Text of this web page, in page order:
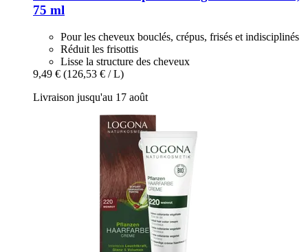
75 ml
Pour les cheveux bouclés, crépus, frisés et indisciplinés
Réduit les frisottis
Lisse la structure des cheveux
9,49 € (126,53 € / L)
Livraison jusqu'au 17 août